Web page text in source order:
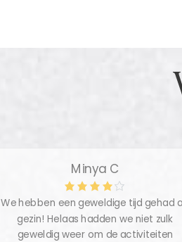
Minya C
We hebben een geweldige tijd gehad
gezin! Helaas hadden we niet zulk
geweldig weer om de activiteiten